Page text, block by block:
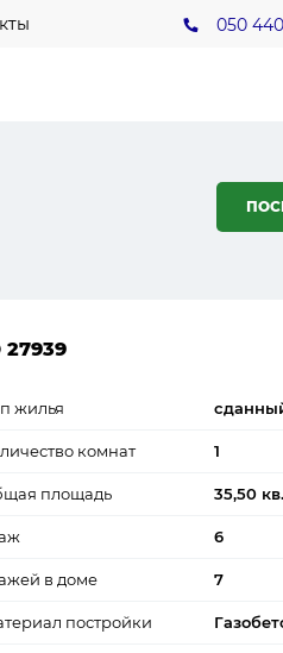
050
27939
жилья
комнат 1
площадь 35,50
6
в доме 7
постройки